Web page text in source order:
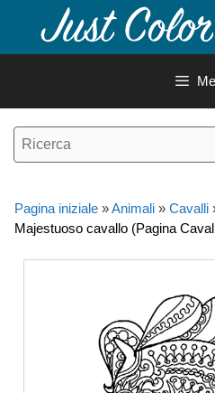
contenuto
Pagina iniziale »Animali » Cavalli
Majestuoso cavallo (Pagina